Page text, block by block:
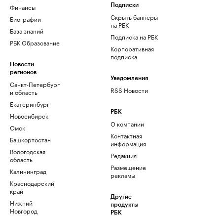
Финансы
Биографии
База знаний
РБК Образование
Новости
регионов
Санкт-Петербург
и область
Екатеринбург
Новосибирск
Омск
Башкортостан
Вологодская
область
Калининград
Краснодарский
край
Нижний
Новгород
Подписки
Скрыть баннеры
на РБК
Подписка на РБК
Корпоративная
подписка
Уведомления
RSS Новости
РБК
О компании
Контактная
информация
Редакция
Размещение
рекламы
Другие
продукты
РБК